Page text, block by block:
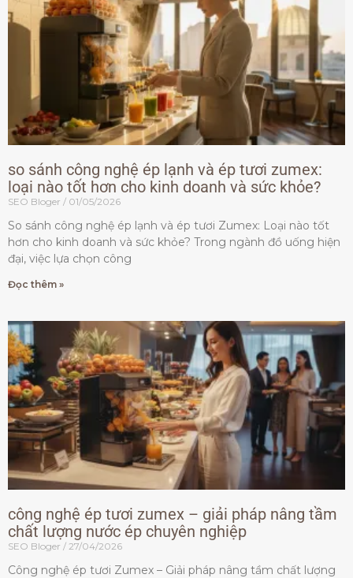
so sánh công nghệ ép lạnh và ép tươi zumex:
loại nào tốt hơn cho kinh doanh và sức khỏe?
SEO Bloger 01/05/2026
So sánh công nghệ ép lạnh và ép tươi Zumex: Loại nào tốt
hơn cho kinh doanh và sức khỏe? Trong ngành đồ uống hiện
đại, việc lựa chọn công
Đọc thêm »
công nghệ ép tươi zumex – giải pháp nâng tầm
chất lượng nước ép chuyên nghiệp
SEO Bloger 27/04/2026
Công nghệ ép tươi Zumex – Giải pháp nâng tầm chất lượng